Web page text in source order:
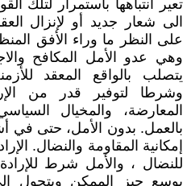
تعير انتباهها باستمرار لتلك
الى شعار جديد أو لإنزال
على النظر ما وراء الأفق
وهي عدو الأمل المكافح
يتصلب بالواقع المعقد
وشرطا لتوفير قدر من
المعارضة، والمخيال
بالعمل. بدون الأمل، حتى في
إمكانية المقاومة والنضال.
للنضال ، والأمل شرط
يوسع حيز الممكن ويتحول